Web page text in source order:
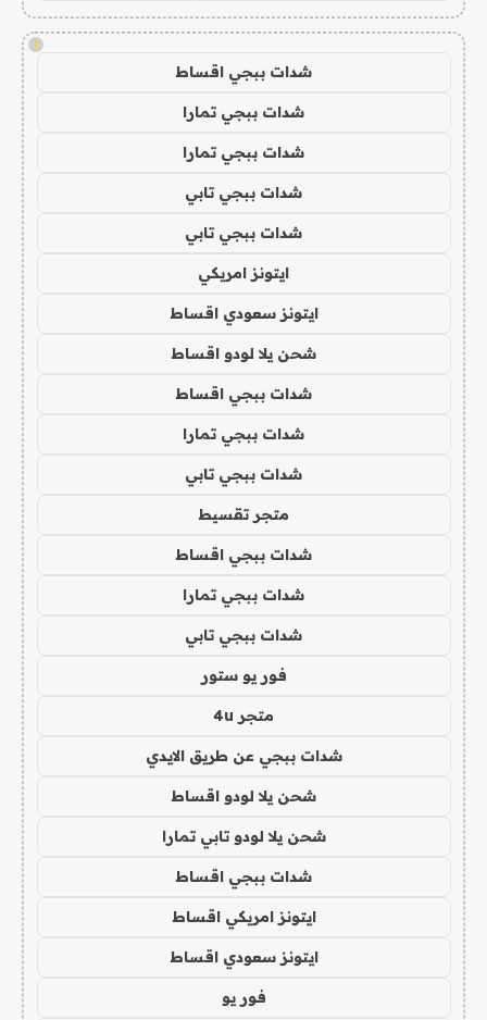
!
شدات ببجي اقساط
شدات ببجي تمارا
شدات ببجي تمارا
شدات ببجي تابي
شدات ببجي تابي
ايتونز امريكي
ايتونز سعودي اقساط
شحن يلا لودو اقساط
شدات ببجي اقساط
شدات ببجي تمارا
شدات ببجي تابي
متجر تقسيط
شدات ببجي اقساط
شدات ببجي تمارا
شدات ببجي تابي
فور يو ستور
متجر 4u
شدات ببجي عن طريق الايدي
شحن يلا لودو اقساط
شحن يلا لودو تابي تمارا
شدات ببجي اقساط
ايتونز امريكي اقساط
ايتونز سعودي اقساط
فور يو